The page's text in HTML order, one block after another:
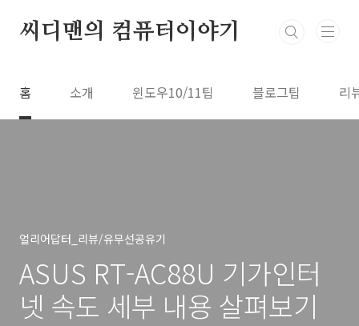
씨디맨의 컴퓨터이야기
홈 소개 윈도우10/11팁 블로그팁 리
얼리어답터_리뷰/유무선공유기
ASUS RT-AC88U 기가인터
넷 속도 세부 내용 살펴보기